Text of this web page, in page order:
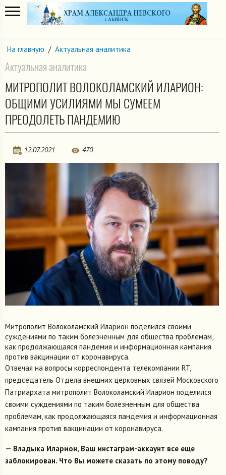
На главную / Актуальная аналитика
Актуальная аналитика
МИТРОПОЛИТ ВОЛОКОЛАМСКИЙ ИЛАРИОН:
ОБЩИМИ УСИЛИЯМИ МЫ СУМЕЕМ
ПРЕОДОЛЕТЬ ПАНДЕМИЮ
12.07.2021 470
Митрополит Волоколамский Иларион поделился своими
суждениями по таким болезненным для общества проблемам,
как продолжающаяся пандемия и информационная кампания
против вакцинации от коронавируса.
Отвечая на вопросы корреспондента телекомпании RT,
председатель Отдела внешних церковных связей Московского
Патриархата митрополит Волоколамский Иларион поделился
своими суждениями по таким болезненным для общества
проблемам, как продолжающаяся пандемия и информационная
кампания против вакцинации от коронавируса.
— Владыка Иларион, Ваш инстаграм-аккаунт все еще
заблокирован. Что Вы можете сказать по этому поводу?